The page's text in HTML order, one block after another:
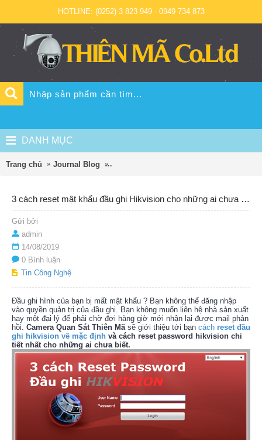
HOTLINE: (0252) 3 823 949 - 0949 734 873
DANH MỤC
Trang chủ Journal Blog 3 cách reset mật khẩu đầu ghi Hikvision
3 cách reset mật khẩu đầu ghi Hikvision cho những ai chưa biết
Gửi bởi
admin
14/08/2019
0 Bình luận
Tin Công Nghệ
Đầu ghi hình của bạn bị mất mật khẩu ? Bạn không thể đăng nhập
vào quyền quản trị của đầu ghi. Bạn không muốn liên hệ nhà sản xuất
hay một đại lý để phải chờ đợi hàng giờ mới nhận lại được mail phản
hồi. Camera Quan Sát Thiên Mã sẽ giới thiệu tới bạn cách reset đầu
ghi hikvision về mặc định và cách reset password hikvision chi
tiết nhất cho những ai chưa biết.